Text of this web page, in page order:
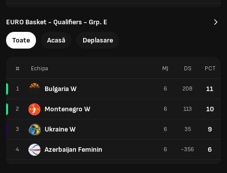
EURO Basket - Qualifiers - Grp. E
Toate Acasă Deplasare
# Echipa
1 Bulgaria W
2 Montenegro W
3 Ukraine W
4 Azerbaijan Feminin
MJ DS PCT
6 208 11
6 113 10
6 35 9
6 -356 6